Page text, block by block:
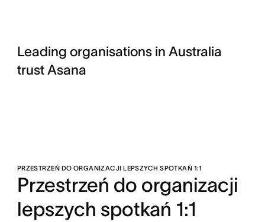
Leading organisations in Australia
trust Asana
PRZESTRZEŃ DO ORGANIZACJI LEPSZYCH SPOTKAŃ 1:1
Przestrzeń do organizacji
lepszych spotkań 1:1